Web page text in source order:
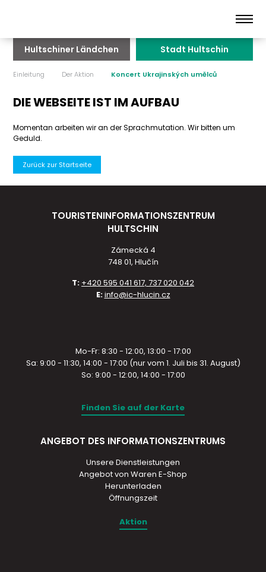
Hultschiner Ländchen Stadt Hultschin
Einleitung Der Aktion Koncert Ukrajinských umělců
DIE WEBSEITE IST IM AUFBAU
Momentan arbeiten wir an der Sprachmutation. Wir bitten um
Geduld.
Zurück zur Startseite
TOURISTENINFORMATIONSZENTRUM
HULTSCHIN
Zámecká 4
748 01, Hlučín
T: +420 595 041 617, 737 020 042
E:info@ic-hlucin.cz
Mo-Fr: 8:30 - 12:00, 13:00 - 17:00
Sa: 9:00 - 11:30, 14:00 - 17:00 (nur vom 1. Juli bis 31. August)
So: 9:00 - 12:00, 14:00 - 17:00
Finden Sie auf der Karte
ANGEBOT DES INFORMATIONSZENTRUMS
Unsere Dienstleistungen
Angebot von Waren E-Shop
Herunterladen
Öffnungszeit
Aktion